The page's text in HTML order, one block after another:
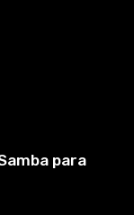
para